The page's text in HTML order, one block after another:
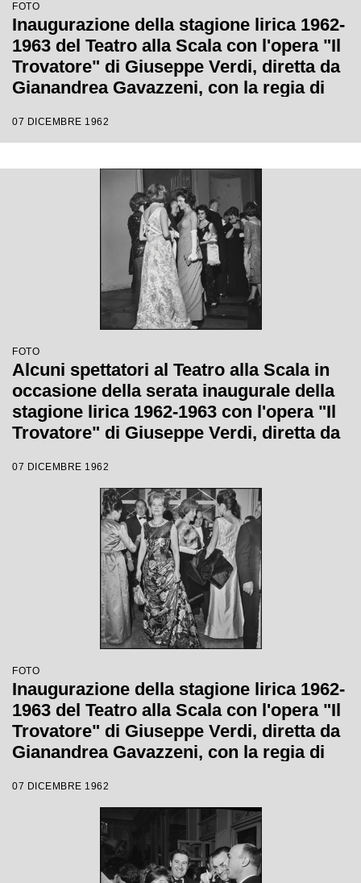
FOTO
Inaugurazione della stagione lirica 1962-
1963 del Teatro alla Scala con l'opera "Il
Trovatore" di Giuseppe Verdi, diretta da
Gianandrea Gavazzeni, con la regia di
07 DICEMBRE 1962
FOTO
Alcuni spettatori al Teatro alla Scala in
occasione della serata inaugurale della
stagione lirica 1962-1963 con l'opera "Il
Trovatore" di Giuseppe Verdi, diretta da
Giorgio De Lullo
07 DICEMBRE 1962
FOTO
Inaugurazione della stagione lirica 1962-
1963 del Teatro alla Scala con l'opera "Il
Trovatore" di Giuseppe Verdi, diretta da
Gianandrea Gavazzeni, con la regia di
07 DICEMBRE 1962